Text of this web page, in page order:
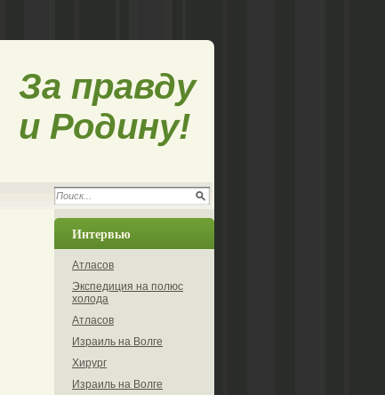
За правду
и Родину!
Интервью
Атласов
Экспедиция на полюс
холода
Атласов
Израиль на Волге
Хирург
Израиль на Волге